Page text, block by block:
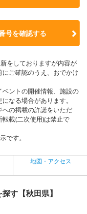
号を確認する
をしておりますが内容が
ご確認のうえ、おでかけ
ントの開催情報、施設の
なる場合があります。
の掲載の許諾をいただ
載(二次使用)は禁止で
です。
地図・アクセス
す【秋田県】